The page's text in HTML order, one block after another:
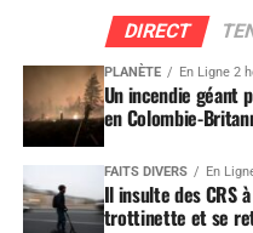
DIRECT
PLANÈTE En Ligne 2
Un incendie géant
en Colombie-
FAITS DIVERS En
Il insulte des CRS
trottinette et se